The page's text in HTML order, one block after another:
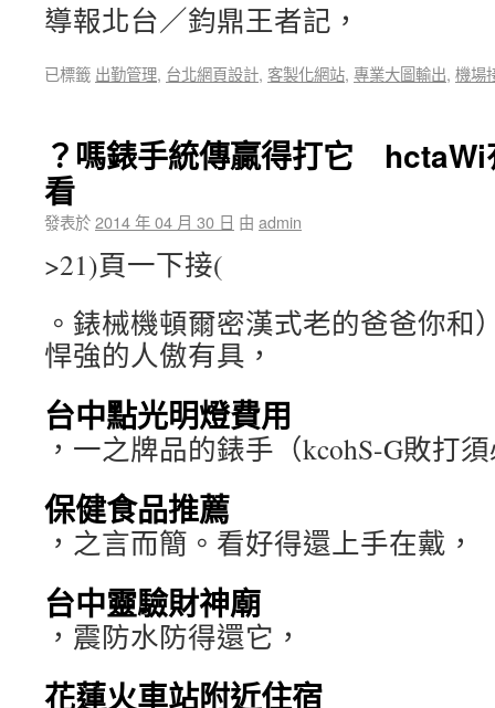
導報北台／鈞鼎王者記，
已標籤 出勤管理, 台北網頁設計, 客製化網站, 專業大圖輸出, 機場
？嗎錶手統傳贏得打它 hctaWi
看
發表於2014 年 04 月 30 日 由 admin
>21)頁一下接(
。錶械機頓爾密漢式老的爸爸你和
悍強的人傲有具，
台中點光明燈費用
，一之牌品的錶手（kcohS-G敗打
保健食品推薦
，之言而簡。看好得還上手在戴，
台中靈驗財神廟
，震防水防得還它，
花蓮火車站附近住宿